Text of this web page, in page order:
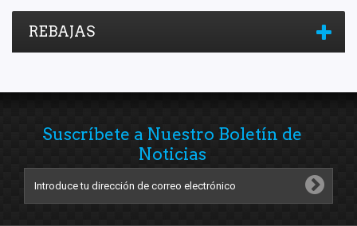
REBAJAS
Suscríbete a Nuestro Boletín de
Noticias